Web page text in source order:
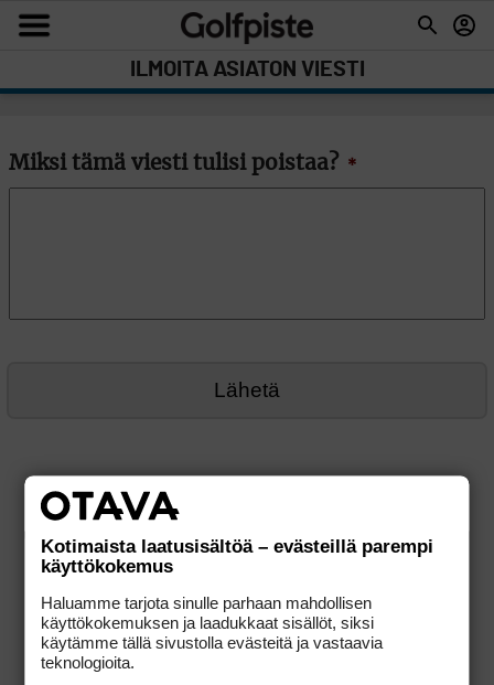
ILMOITA ASIATON VIESTI
Miksi tämä viesti tulisi poistaa? *
Kotimaista laatusisältöä – evästeillä parempi
käyttökokemus
Haluamme tarjota sinulle parhaan mahdollisen
käyttökokemuksen ja laadukkaat sisällöt, siksi
käytämme tällä sivustolla evästeitä ja vastaavia
teknologioita.